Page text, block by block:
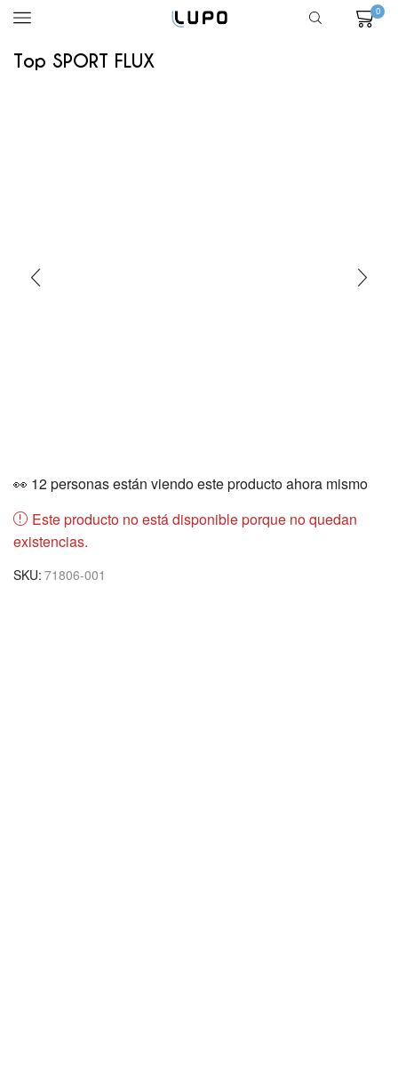
0
Top SPORT FLUX
👀 12 personas están viendo este producto ahora mismo
Este producto no está disponible porque no quedan
existencias.
SKU: 71806-001